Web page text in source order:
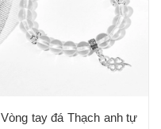
Vòng tay đá Thạch anh tự